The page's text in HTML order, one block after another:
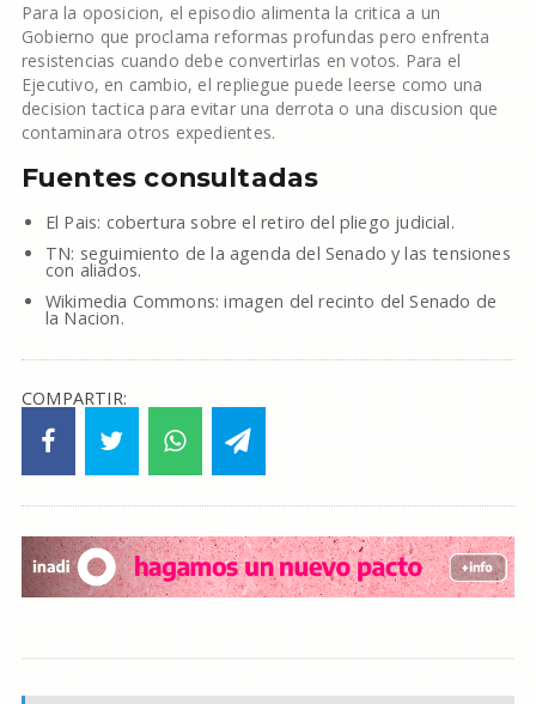
Para la oposicion, el episodio alimenta la critica a un
Gobierno que proclama reformas profundas pero enfrenta
resistencias cuando debe convertirlas en votos. Para el
Ejecutivo, en cambio, el repliegue puede leerse como una
decision tactica para evitar una derrota o una discusion que
contaminara otros expedientes.
Fuentes consultadas
El Pais: cobertura sobre el retiro del pliego judicial.
TN: seguimiento de la agenda del Senado y las tensiones
con aliados.
Wikimedia Commons: imagen del recinto del Senado de
la Nacion.
COMPARTIR: